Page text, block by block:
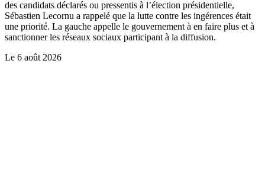
des candidats déclarés ou pressentis à l’élection présidentielle,
Sébastien Lecornu a rappelé que la lutte contre les ingérences était
une priorité. La gauche appelle le gouvernement à en faire plus et à
sanctionner les réseaux sociaux participant à la diffusion.
Le 6 août 2026